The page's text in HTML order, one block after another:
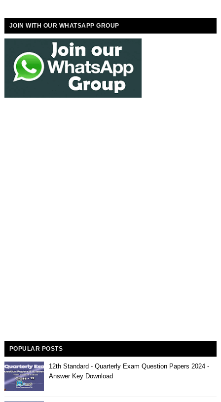
JOIN WITH OUR WHATSAPP GROUP
POPULAR POSTS
12th Standard - Quarterly Exam Question Papers 2024 -
Answer Key Download